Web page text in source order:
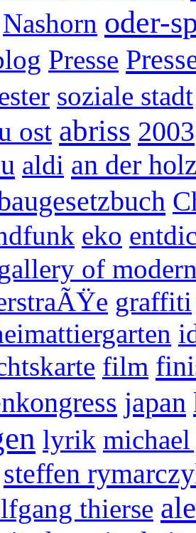
Nashorn oder-
Presse
soziale stadt
ost abriss 2003
aldi an der
eko
of
graffiti
film
japan
lyrik
steffen
thierse